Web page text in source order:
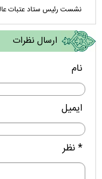
نشست رئیس ستاد عتبات
ارسال نظرات
نام
ایمیل
* نظر